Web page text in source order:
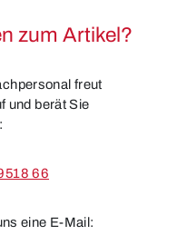
zum Artikel?
freut
und berät Sie
66
eine E-Mail: